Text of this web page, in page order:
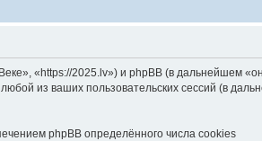
«https://2025.lv») и phpBB (в дальнейшем
из ваших пользовательских сессий (в
phpBB определённого числа cookies